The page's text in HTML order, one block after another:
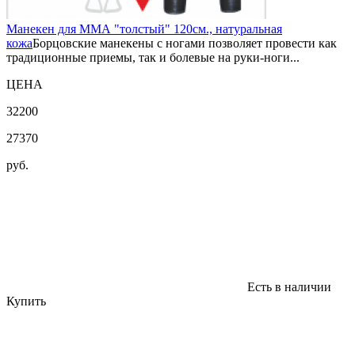
Манекен для ММА "толстый" 120см., натуральная
кожаБорцовские манекены с ногами позволяет провести как
традиционные приемы, так и болевые на руки-ноги...
ЦЕНА
32200
27370
руб.
Есть в наличии
Купить